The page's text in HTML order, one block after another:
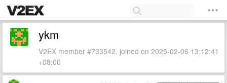
ykm
V2EX member #733542, joined on 2025-02-06 13:12:41
+08:00